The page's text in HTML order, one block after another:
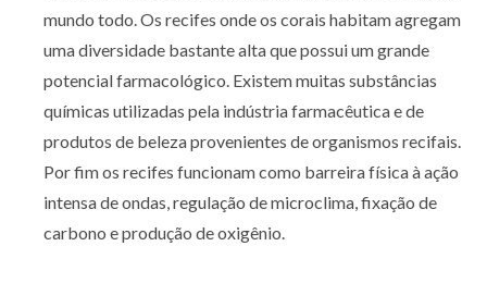
mundo todo. Os recifes onde os corais habitam agregam
uma diversidade bastante alta que possui um grande
potencial farmacológico. Existem muitas substâncias
químicas utilizadas pela indústria farmacêutica e de
produtos de beleza provenientes de organismos recifais.
Por fim os recifes funcionam como barreira física à ação
intensa de ondas, regulação de microclima, fixação de
carbono e produção de oxigênio.